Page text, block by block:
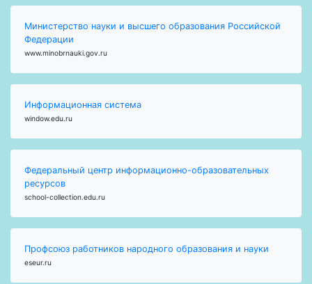
Министерство науки и высшего образования Российской
Федерации
www.minobrnauki.gov.ru
Информационная система
window.edu.ru
Федеральный центр информационно-образовательных
ресурсов
school-collection.edu.ru
Профсоюз работников народного образования и науки
eseur.ru